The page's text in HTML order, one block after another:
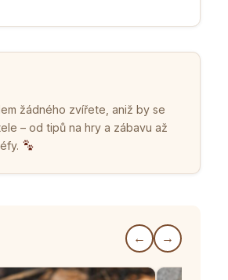
žádného zvířete, aniž by se
– od tipů na hry a zábavu až
← →